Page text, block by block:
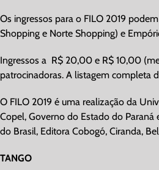
Os ingressos para o FILO 2019
Shopping e Norte Shopping) e
Ingressos a R$ 20,00 e R$ 10,00
patrocinadoras. A listagem completa
O FILO 2019 é uma realização da
Copel, Governo do Estado do Paraná
do Brasil, Editora Cobogó, Ciranda,
TANGO